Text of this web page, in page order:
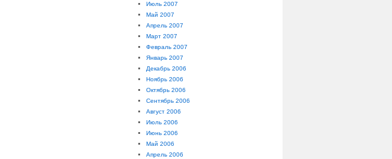
Июль 2007
Май 2007
Апрель 2007
Март 2007
Февраль 2007
Январь 2007
Декабрь 2006
Ноябрь 2006
Октябрь 2006
Сентябрь 2006
Август 2006
Июль 2006
Июнь 2006
Май 2006
Апрель 2006